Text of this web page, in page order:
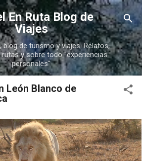
al contenido principal
En Ruta Blog de
Viajes
blog de turismo y viajes. Relatos,
y sobre todo "experiencias
personales"
León Blanco de